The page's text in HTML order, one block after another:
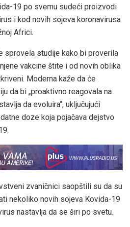
19 po svemu sudeći proizvodi
i kod novih sojeva koronavirusa
Africi.
sprovela studije kako bi proverila
vakcine štite i od novih oblika
Moderna kaže da će
da bi „proaktivno reagovala na
da evoluira“, uključujući
doze koja pojačava dejstvo
zvaničnici saopštili su da su
nekoliko novih sojeva Kovida-19
nastavlja da se širi po svetu.